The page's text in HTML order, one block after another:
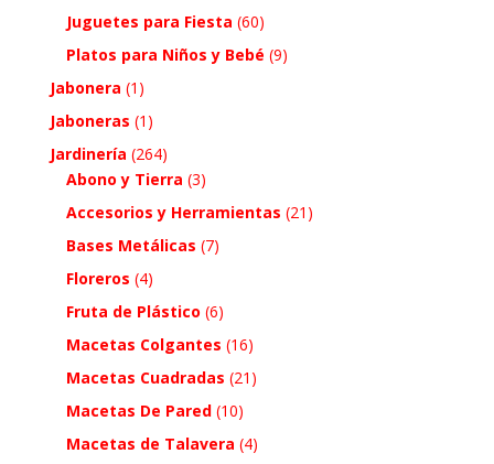
Juguetes para Fiesta (60)
Platos para Niños y Bebé (9)
Jabonera (1)
Jaboneras (1)
Jardinería (264)
Abono y Tierra (3)
Accesorios y Herramientas (21)
Bases Metálicas (7)
Floreros (4)
Fruta de Plástico (6)
Macetas Colgantes (16)
Macetas Cuadradas (21)
Macetas De Pared (10)
Macetas de Talavera (4)